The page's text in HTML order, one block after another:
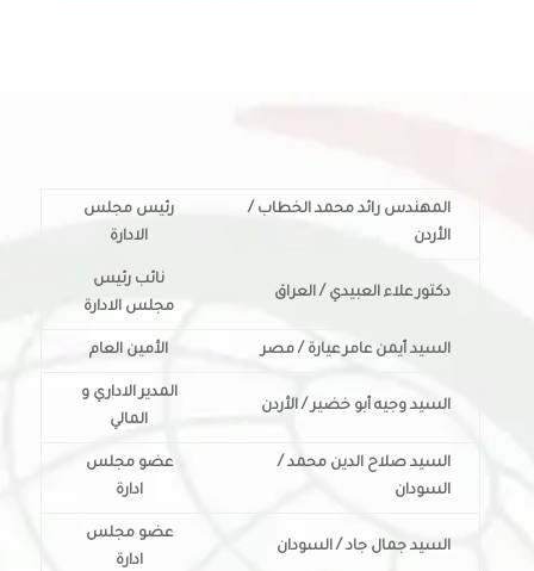
المهندس رائد محمد الخطاب /
الأردن
رئيس مجلس
الادارة
دكتور علاء العبيدي / العراق
نائب رئيس
مجلس الادارة
السيد أيمن عامر عيارة / مصر الأمين العام
السيد وجيه أبو خضير / الأردن
المدير الاداري و
المالي
السيد صلاح الدين محمد /
السودان
عضو مجلس
ادارة
السيد جمال جاد / السودان
عضو مجلس
ادارة